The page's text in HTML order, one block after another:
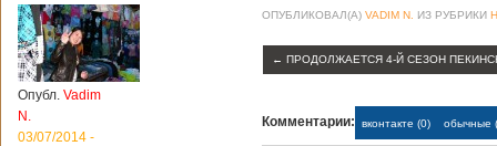
Опубл. Vadim
N.
03/07/2014 -
ОПУБЛИКОВАЛ(А) VADIM N. ИЗ РУБРИКИ
← ПРОДОЛЖАЕТСЯ 4-Й СЕЗОН
Комментарии: вконтакте (0) обычные